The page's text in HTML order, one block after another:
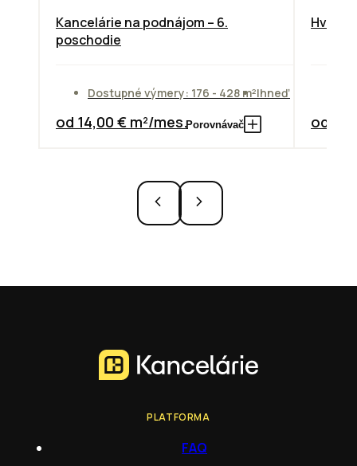
Kancelárie na podnájom – 6.
poschodie
Dostupné výmery: 176 - 428 m²Ihneď
od 14,00 € m²/mes.Porovnávač od
PLATFORMA
FAQ